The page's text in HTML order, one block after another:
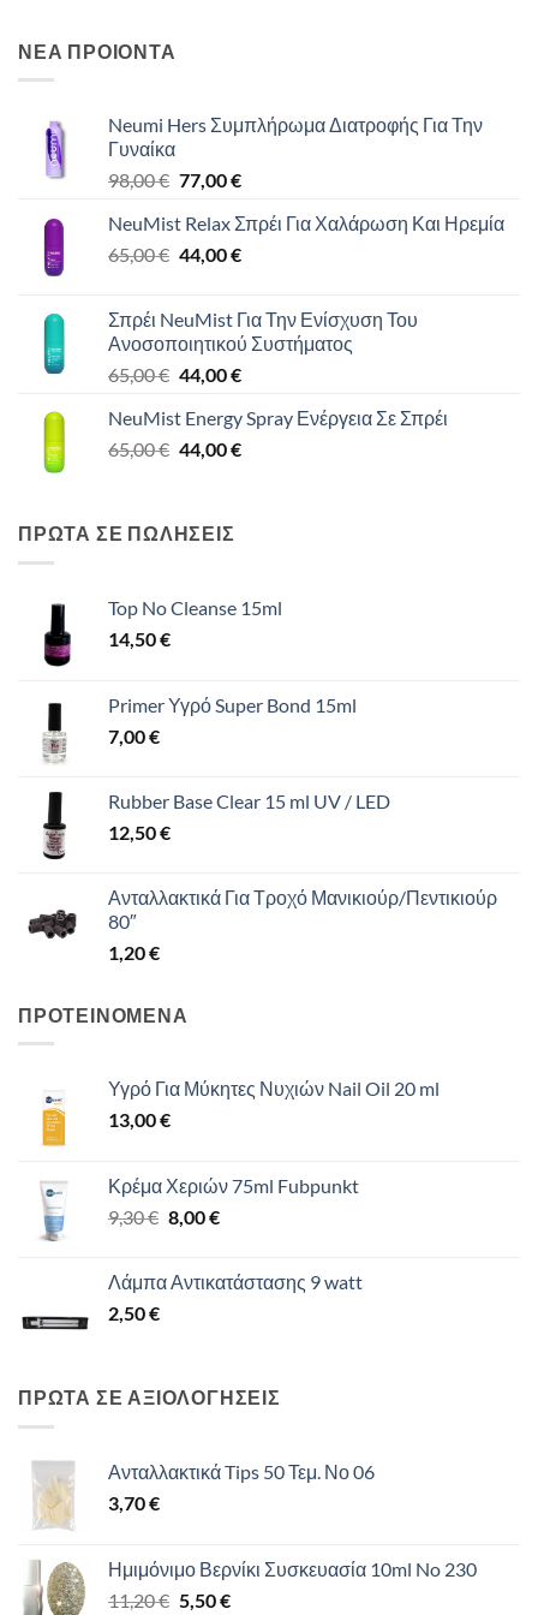
ΝΕΑ ΠΡΟΙΟΝΤΑ
Neumi Hers Συμπλήρωμα Διατροφής Για Την
Γυναίκα
98,00€ Original
was:
98,00 €.
77,00€Η
τιμή
είναι:
NeuMist Relax Σπρέι Για Χαλάρωση Και Ηρεμία
65,00€ Original
65,00 €.
44,00€Η
είναι:
44,00 €.
Σπρέι NeuMist Για Την Ενίσχυση Του
Ανοσοποιητικού Συστήματος
65,00€ Original
was:
65,00 €.
44,00€Η
τιμή
είναι:
NeuMist Energy Spray Ενέργεια Σε Σπρέι
65,00€ Original
65,00 €.
44,00€Η
ΠΡΩΤΑ ΣΕ ΠΩΛΗΣΕΙΣ
Top No Cleanse 15ml
14,50€
Primer Υγρό Super Bond 15ml
7,00€
Rubber Base Clear 15 ml UV / LED
12,50€
Ανταλλακτικά Για Τροχό Μανικιούρ/Πεντικιούρ
80″
1,20€
ΠΡΟΤΕΙΝΟΜΕΝΑ
Υγρό Για Μύκητες Νυχιών Nail Oil 20 ml
13,00€
Κρέμα Χεριών 75ml Fubpunkt
9,30€ Original
9,30 €.
8,00€Η
είναι:
Λάμπα Αντικατάστασης 9 watt
2,50€
ΠΡΩΤΑ ΣΕ ΑΞΙΟΛΟΓΗΣΕΙΣ
Ανταλλακτικά Tips 50 Τεμ. Νο 06
3,70€
Ημιμόνιμο Βερνίκι Συσκευασία 10ml No 230
11,20€ Original
5,50€Η